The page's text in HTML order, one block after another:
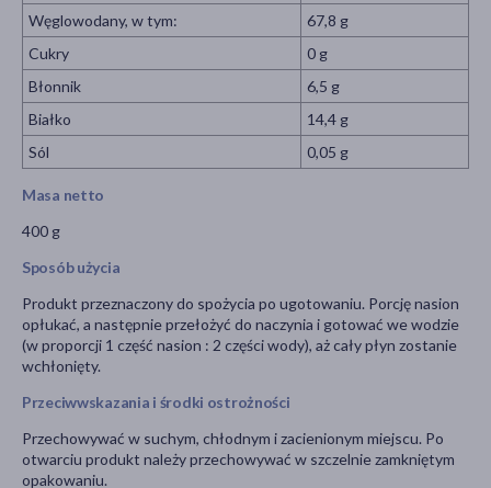
Węglowodany, w tym:
67,8 g
Cukry
0 g
Błonnik
6,5 g
Białko
14,4 g
Sól
0,05 g
Masa netto
400 g
Sposób użycia
Produkt przeznaczony do spożycia po ugotowaniu. Porcję nasion
opłukać, a następnie przełożyć do naczynia i gotować we wodzie
(w proporcji 1 część nasion : 2 części wody), aż cały płyn zostanie
wchłonięty.
Przeciwwskazania i środki ostrożności
Przechowywać w suchym, chłodnym i zacienionym miejscu. Po
otwarciu produkt należy przechowywać w szczelnie zamkniętym
opakowaniu.